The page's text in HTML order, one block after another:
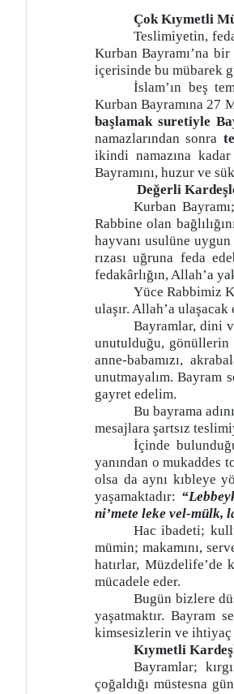
Çok Kıymetli
Teslimiyetin,
Kurban Bayramı’na
içerisinde bu mübarek
İslam’ın beş
Kurban Bayramına 27
başlamak suretiyle
namazlarından sonra
ikindi namazına
Bayramını, huzur ve
Değerli
Kurban
Rabbine olan
hayvanı usulüne
rızası uğruna feda
fedakârlığın, Allah’a
Yüce Rabbimiz
ulaşır. Allah’a
Bayramlar, dini
unutulduğu, gönüllerin
anne-babamızı,
unutmayalım. Bayram
gayret edelim.
Bu bayrama
mesajlara şartsız
İçinde
yanından o
olsa da aynı kıbleye
yaşamaktadır:
ni’mete leke vel-mülk,
Hac ibadeti;
mümin; makamını,
hatırlar, Müzdelife’de
mücadele eder.
Bugün bizlere
yaşatmaktır. Bayram
kimsesizlerin ve
Kıymetli
Bayramlar;
çoğaldığı müstesna